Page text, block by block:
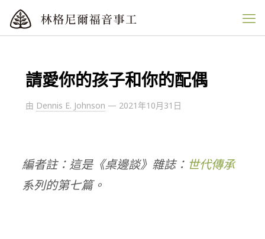
請愛你的孩子和你的配偶
由 Dennis E. Johnson — 2021年10月31日
編者註：這是《桌邊談》雜誌： 世代傳承
系列的第七篇。